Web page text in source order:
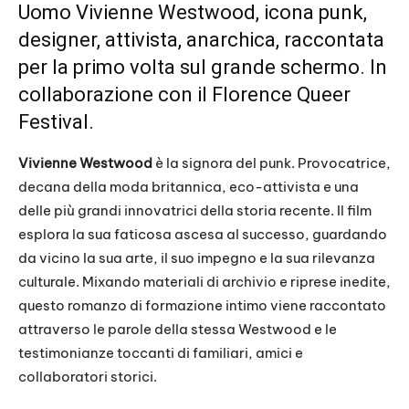
Uomo Vivienne Westwood, icona punk,
designer, attivista, anarchica, raccontata
per la primo volta sul grande schermo. In
collaborazione con il Florence Queer
Festival.
Vivienne Westwood è la signora del punk. Provocatrice,
decana della moda britannica, eco-attivista e una
delle più grandi innovatrici della storia recente. Il film
esplora la sua faticosa ascesa al successo, guardando
da vicino la sua arte, il suo impegno e la sua rilevanza
culturale. Mixando materiali di archivio e riprese inedite,
questo romanzo di formazione intimo viene raccontato
attraverso le parole della stessa Westwood e le
testimonianze toccanti di familiari, amici e
collaboratori storici.